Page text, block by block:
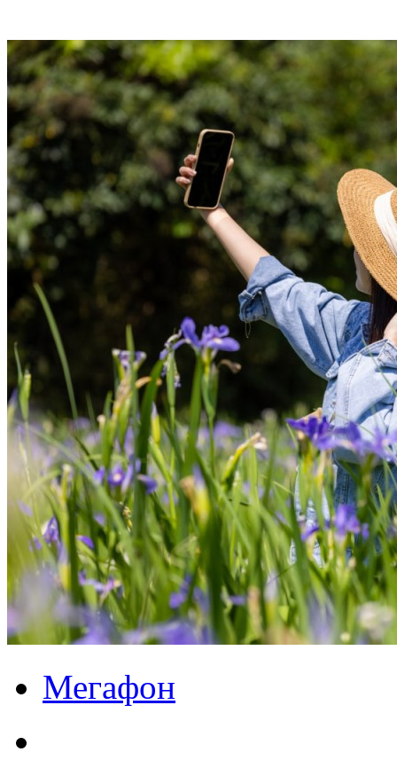
Мегафон